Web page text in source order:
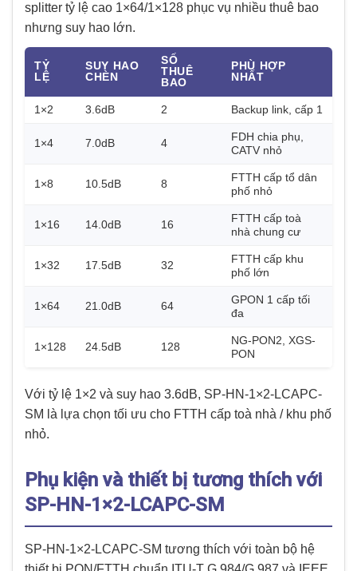
splitter tỷ lệ cao 1×64/1×128 phục vụ nhiều thuê bao
nhưng suy hao lớn.
TỶ
LỆ
SUY HAO
CHÈN
SỐ
THUÊ
BAO
PHÙ HỢP
NHẤT
1×2 3.6dB 2 Backup link, cấp 1
1×4 7.0dB 4
FDH chia phụ,
CATV nhỏ
1×8 10.5dB 8
FTTH cấp tổ dân
phố nhỏ
1×16 14.0dB 16
FTTH cấp toà
nhà chung cư
1×32 17.5dB 32
FTTH cấp khu
phố lớn
1×64 21.0dB 64
GPON 1 cấp tối
đa
1×128 24.5dB 128
NG-PON2, XGS-
PON
Với tỷ lệ 1×2 và suy hao 3.6dB, SP-HN-1×2-LCAPC-
SM là lựa chọn tối ưu cho FTTH cấp toà nhà / khu phố
nhỏ.
Phụ kiện và thiết bị tương thích với
SP-HN-1×2-LCAPC-SM
SP-HN-1×2-LCAPC-SM tương thích với toàn bộ hệ